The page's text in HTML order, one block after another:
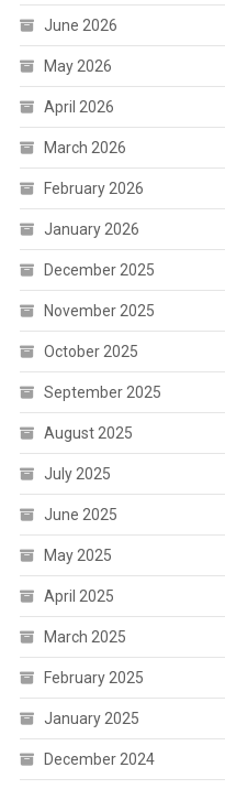
June 2026
May 2026
April 2026
March 2026
February 2026
January 2026
December 2025
November 2025
October 2025
September 2025
August 2025
July 2025
June 2025
May 2025
April 2025
March 2025
February 2025
January 2025
December 2024